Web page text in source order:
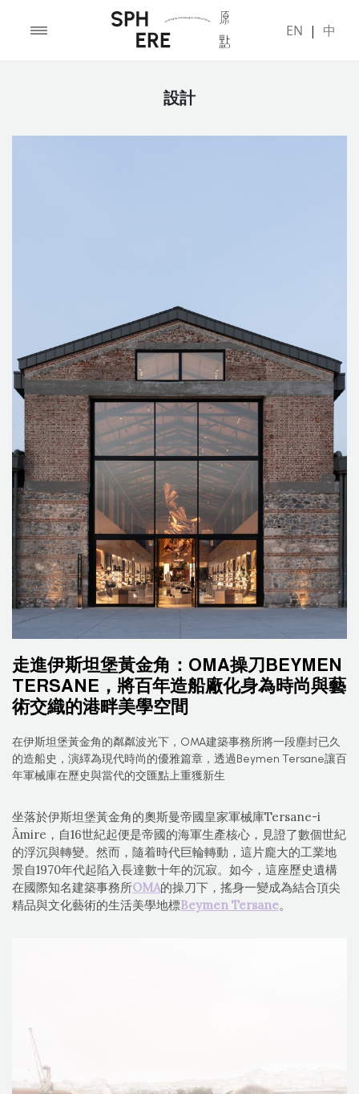
EN | 中
設計
走進伊斯坦堡黃金角：OMA操刀BEYMEN
TERSANE，將百年造船廠化身為時尚與藝
術交織的港畔美學空間
在伊斯坦堡黃金角的粼粼波光下，OMA建築事務所將一段塵封已久
的造船史，演繹為現代時尚的優雅篇章，透過Beymen Tersane讓百
年軍械庫在歷史與當代的交匯點上重獲新生
坐落於伊斯坦堡黃金角的奧斯曼帝國皇家軍械庫Tersane-i
Âmire，自16世紀起便是帝國的海軍生產核心，見證了數個世紀
的浮沉與轉變。然而，隨着時代巨輪轉動，這片龐大的工業地
景自1970年代起陷入長達數十年的沉寂。如今，這座歷史遺構
在國際知名建築事務所OMA的操刀下，搖身一變成為結合頂尖
精品與文化藝術的生活美學地標Beymen Tersane。